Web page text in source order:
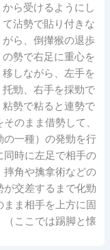
から受けるようにし
て沾勢で貼り付きな
がら、倒攆猴の退歩
の勢で右足に重心を
移しながら、左手を
托勁、右手を採勁で
粘勢で粘ると連勢で
のまま借勢して、
一種）の発勁を行
同時に左足で相手の
角や擒拿術などの
交差するまで化勁
ま相手を上方に固
（ここでは踢脚と懐